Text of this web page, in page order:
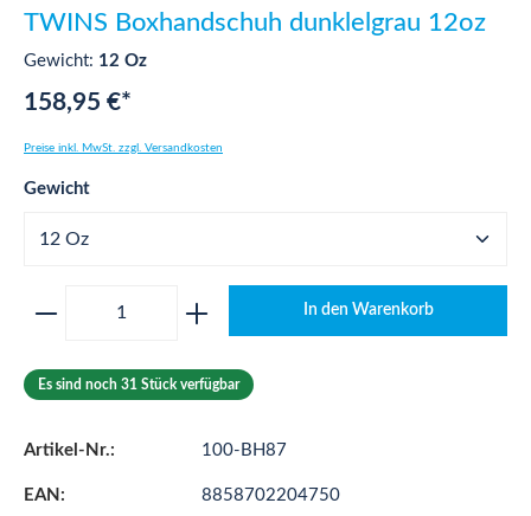
TWINS Boxhandschuh dunklelgrau 12oz
Gewicht: 12 Oz
158,95 €*
Preise inkl. MwSt. zzgl. Versandkosten
Gewichtauswählen
Produkt Anzahl: Gib den gewünschten
In den Warenkorb
Es sind noch 31 Stück verfügbar
Artikel-Nr.: 100-BH87
EAN: 8858702204750